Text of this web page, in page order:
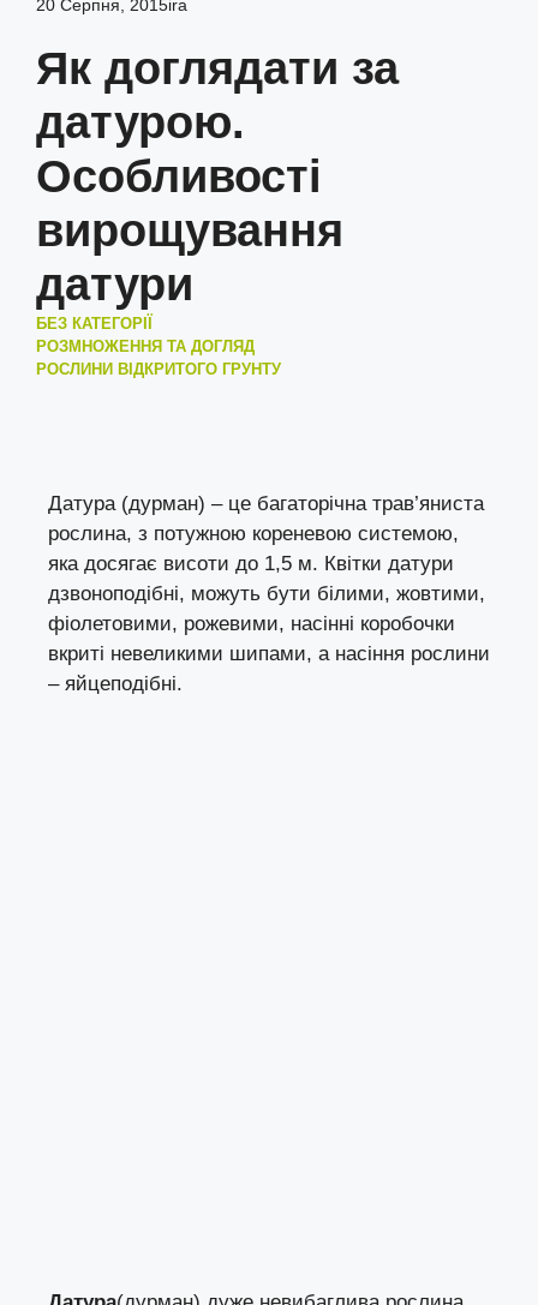
20 Серпня, 2015ira
Як доглядати за
датурою.
Особливості
вирощування
датури
БЕЗ КАТЕГОРІЇ
РОЗМНОЖЕННЯ ТА ДОГЛЯД
РОСЛИНИ ВІДКРИТОГО ГРУНТУ
Датура (дурман) – це багаторічна трав’яниста
рослина, з потужною кореневою системою,
яка досягає висоти до 1,5 м. Квітки датури
дзвоноподібні, можуть бути білими, жовтими,
фіолетовими, рожевими, насінні коробочки
вкриті невеликими шипами, а насіння рослини
– яйцеподібні.